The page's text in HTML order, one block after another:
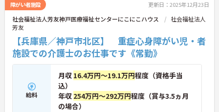
障がい者施設 更新日：2025年12月23日
社会福祉法人芳友神戸医療福祉センターにこにこハウス
社会福祉法人
芳友
【兵庫県／神戸市北区】 重症心身障がい児・者
施設での介護士のお仕事です《常勤》
給料
月収 16.4万円～19.1万円程度（資格手当
込）
年収 254万円～292万円程度（賞与3.5ヵ月
の場合）